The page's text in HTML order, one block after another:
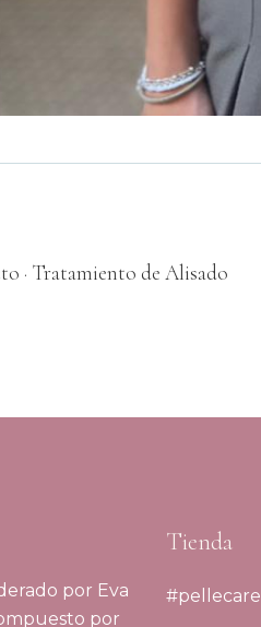
· Tratamiento de Alisado
por Eva
por
Tienda
#pellecare